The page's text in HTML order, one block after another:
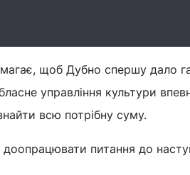
щоб Дубно спершу дало
управління культури
всю потрібну суму.
доопрацювати питання до